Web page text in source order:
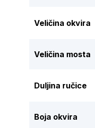
Veličina okvira
Veličina mosta
Duljina ručice
Boja okvira